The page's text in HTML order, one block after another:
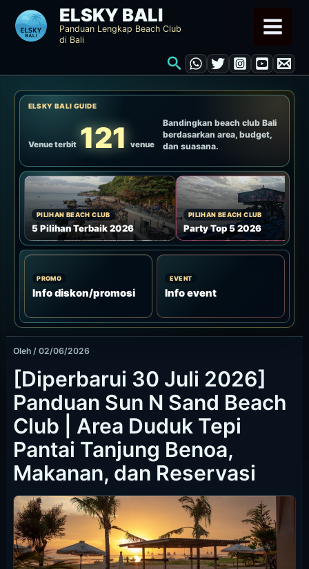
Lewati
konten
ELSKY BALI
Panduan Lengkap Beach Club
di Bali
Cari
ELSKY BALI GUIDE
Venue terbit 121 venue
Bandingkan beach club Bali
berdasarkan area, budget,
dan suasana.
PILIHAN BEACH CLUB
5 Pilihan Terbaik 2026
PILIHAN BEACH CLUB
Party Top 5 2026
PROMO
Info diskon/promosi
EVENT
Info event
Oleh / 02/06/2026
[Diperbarui 30 Juli 2026]
Panduan Sun N Sand Beach
Club | Area Duduk Tepi
Pantai Tanjung Benoa,
Makanan, dan Reservasi